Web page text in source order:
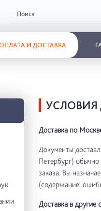
И ДОСТАВКА
Доставка по
Документы
Петербург) обычно
заказа. Вы
(содержание,
Доставка в другие